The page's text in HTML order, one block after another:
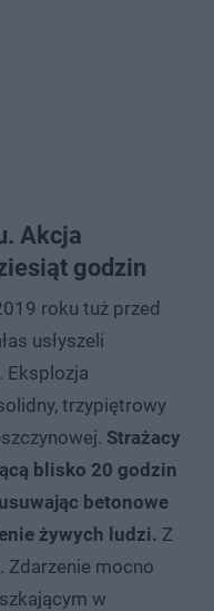
Akcja
godzin
roku tuż przed
usłyszeli
Eksplozja
trzypiętrowy
Strażacy
blisko 20 godzin
betonowe
żywych ludzi. Z
Zdarzenie mocno
w